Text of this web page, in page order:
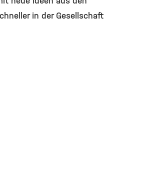
in der Gesellschaft